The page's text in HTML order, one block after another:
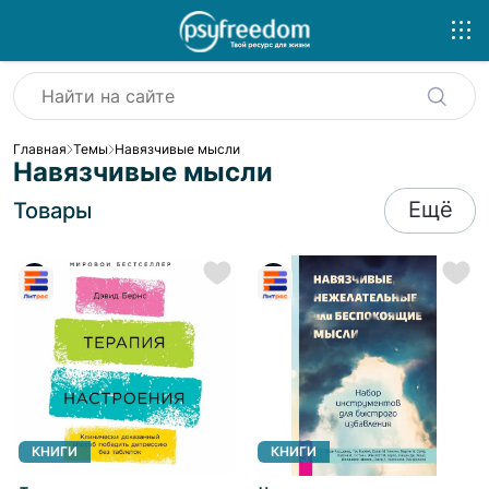
Главная Темы Навязчивые мысли
Навязчивые мысли
Товары Ещё
КНИГИ КНИГИ